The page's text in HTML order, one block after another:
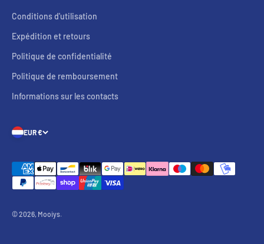
Conditions d'utilisation
Expédition et retours
Politique de confidentialité
Politique de remboursement
Informations sur les contacts
EUR €
© 2026, Mooiys.